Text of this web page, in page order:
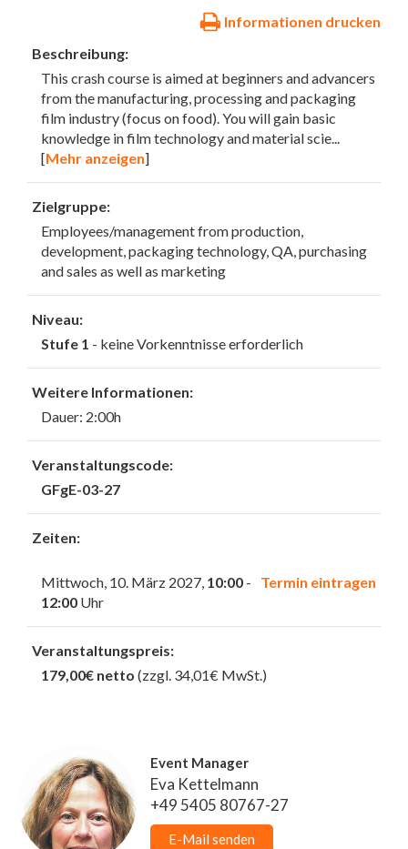
Informationen drucken
Beschreibung:
This crash course is aimed at beginners and advancers
from the manufacturing, processing and packaging
film industry (focus on food). You will gain basic
knowledge in film technology and material scie
[Mehr anzeigen]
Zielgruppe:
Employees/management from production,
development, packaging technology, QA, purchasing
and sales as well as marketing
Niveau:
Stufe 1 - keine Vorkenntnisse erforderlich
Weitere Informationen:
Dauer: 2:00h
Veranstaltungscode:
GFgE-03-27
Zeiten:
Termin eintragen
Mittwoch, 10. März 2027, 10:00 -
12:00 Uhr
Veranstaltungspreis:
179,00€ netto (zzgl. 34,01€ MwSt.)
Event Manager
Eva Kettelmann
+49 5405 80767-27
E-Mail senden